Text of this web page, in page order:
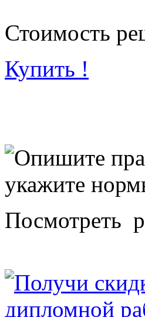
Стоимость
Купить !
Посмотреть